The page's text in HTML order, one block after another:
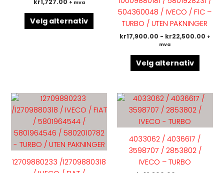
kr1,727.00 + mva
Velg alternativ
Alternativene
velges
504360048 / IVECO / F1C –
TURBO / UTEN PAKNINGER
kr17,900.00 - kr22,500.00 +
mva
Velg alternativ
kan
velges
på
12709880233 /12709880318
produktet
flere
varianter.
Alternativene
kan
4033062 / 4036617 /
3598707 / 2853802 /
IVECO – TURBO
Dette
flere